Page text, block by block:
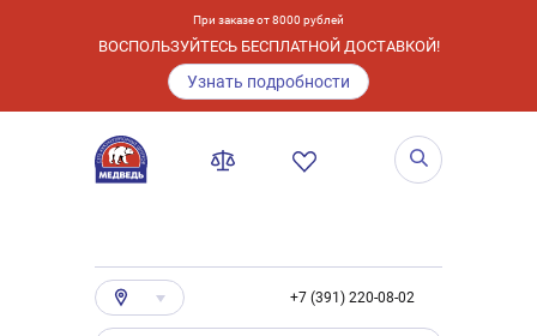
При заказе от 8000 рублей
ВОСПОЛЬЗУЙТЕСЬ БЕСПЛАТНОЙ ДОСТАВКОЙ!
Узнать подробности
+7 (391) 220-08-02